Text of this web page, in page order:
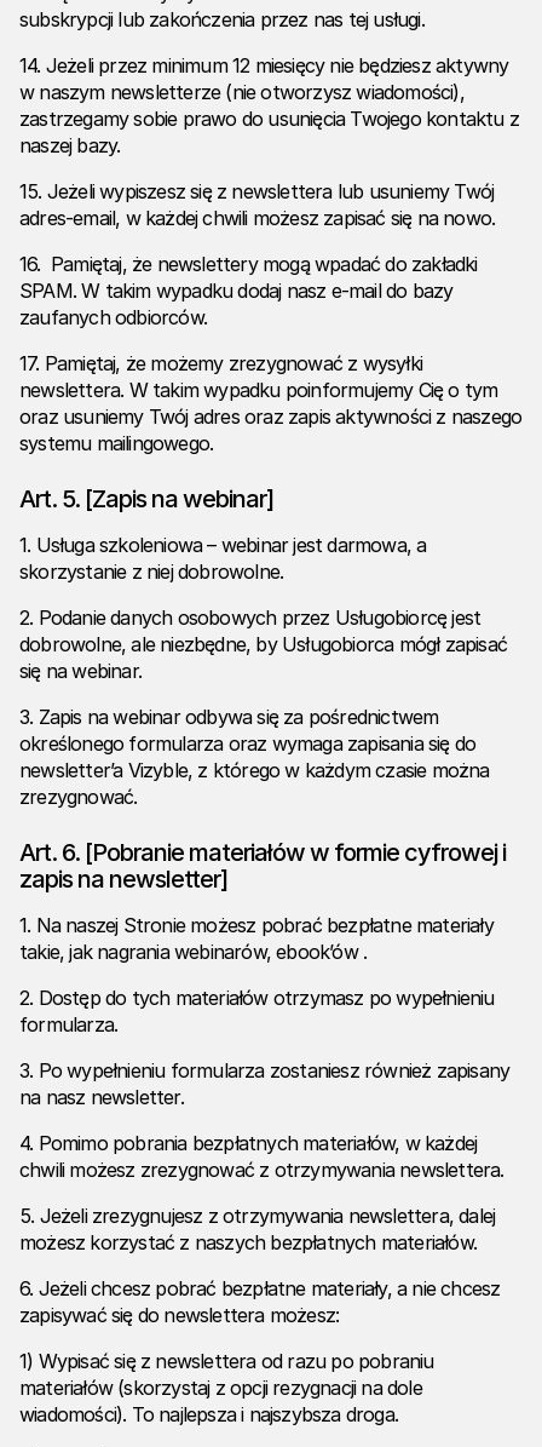
subskrypcji lub zakończenia przez nas tej usługi.
14. Jeżeli przez minimum 12 miesięcy nie będziesz aktywny
w naszym newsletterze (nie otworzysz wiadomości),
zastrzegamy sobie prawo do usunięcia Twojego kontaktu z
naszej bazy.
15. Jeżeli wypiszesz się z newslettera lub usuniemy Twój
adres-email, w każdej chwili możesz zapisać się na nowo.
16. Pamiętaj, że newslettery mogą wpadać do zakładki
SPAM. W takim wypadku dodaj nasz e-mail do bazy
zaufanych odbiorców.
17. Pamiętaj, że możemy zrezygnować z wysyłki
newslettera. W takim wypadku poinformujemy Cię o tym
oraz usuniemy Twój adres oraz zapis aktywności z naszego
systemu mailingowego.
Art. 5. [Zapis na webinar]
1. Usługa szkoleniowa – webinar jest darmowa, a
skorzystanie z niej dobrowolne.
2. Podanie danych osobowych przez Usługobiorcę jest
dobrowolne, ale niezbędne, by Usługobiorca mógł zapisać
się na webinar.
3. Zapis na webinar odbywa się za pośrednictwem
określonego formularza oraz wymaga zapisania się do
newsletter’a Vizyble, z którego w każdym czasie można
zrezygnować.
Art. 6. [Pobranie materiałów w formie cyfrowej i
zapis na newsletter]
1. Na naszej Stronie możesz pobrać bezpłatne materiały
takie, jak nagrania webinarów, ebook’ów .
2. Dostęp do tych materiałów otrzymasz po wypełnieniu
formularza.
3. Po wypełnieniu formularza zostaniesz również zapisany
na nasz newsletter.
4. Pomimo pobrania bezpłatnych materiałów, w każdej
chwili możesz zrezygnować z otrzymywania newslettera.
5. Jeżeli zrezygnujesz z otrzymywania newslettera, dalej
możesz korzystać z naszych bezpłatnych materiałów.
6. Jeżeli chcesz pobrać bezpłatne materiały, a nie chcesz
zapisywać się do newslettera możesz:
1) Wypisać się z newslettera od razu po pobraniu
materiałów (skorzystaj z opcji rezygnacji na dole
wiadomości). To najlepsza i najszybsza droga.